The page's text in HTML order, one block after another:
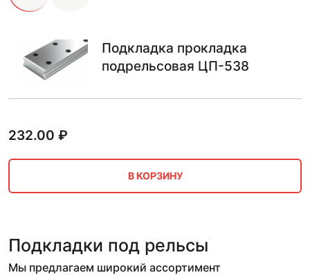
Подкладка прокладка
подрельсовая ЦП-538
232.00 ₽
В КОРЗИНУ
Подкладки под рельсы
Мы предлагаем широкий ассортимент